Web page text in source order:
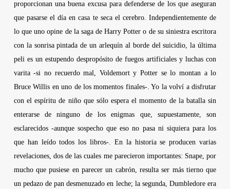
proporcionan una buena excusa para defenderse de los que aseguran
que pasarse el día en casa te seca el cerebro. Independientemente de
lo que uno opine de la saga de Harry Potter o de su siniestra escritora
con la sonrisa pintada de un arlequín al borde del suicidio, la última
peli es un estupendo despropósito de fuegos artificiales y luchas con
varita -si no recuerdo mal, Voldemort y Potter se lo montan a lo
Bruce Willis en uno de los momentos finales-. Yo la volví a disfrutar
con el espíritu de niño que sólo espera el momento de la batalla sin
enterarse de ninguno de los enigmas que, supuestamente, son
esclarecidos -aunque sospecho que eso no pasa ni siquiera para los
que han leído todos los libros-. En la historia se producen varias
revelaciones, dos de las cuales me parecieron importantes: Snape, por
mucho que pusiese en parecer un cabrón, resulta ser más tierno que
un pedazo de pan desmenuzado en leche; la segunda, Dumbledore era